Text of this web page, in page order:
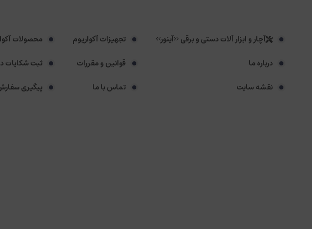
آچار و ابزار آلات دستی و برقی <<آینور>> تجهیزات آکواریوم
محصولات
درباره ما
قوانین و مقررات
ثبت شکایات
نقشه سایت
تماس با ما پیگیری